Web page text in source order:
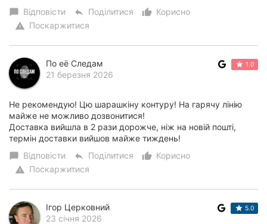
chat_bubble Відповісти reply Поділитися thumb_up_alt
Корисно
warning Поскаржитися
По её Следам
21 березня 2026
1.0
Не рекомендую! Цю шарашкіну контуру! На гарячу лінію
майже не можливо дозвонитися!
Доставка вийшла в 2 рази дорожче, ніж на новій пошті,
термін доставки вийшов майже тиждень!
chat_bubble Відповісти reply Поділитися thumb_up_alt
Корисно
warning Поскаржитися
Ігор Церковний
23 січня 2026
5.0